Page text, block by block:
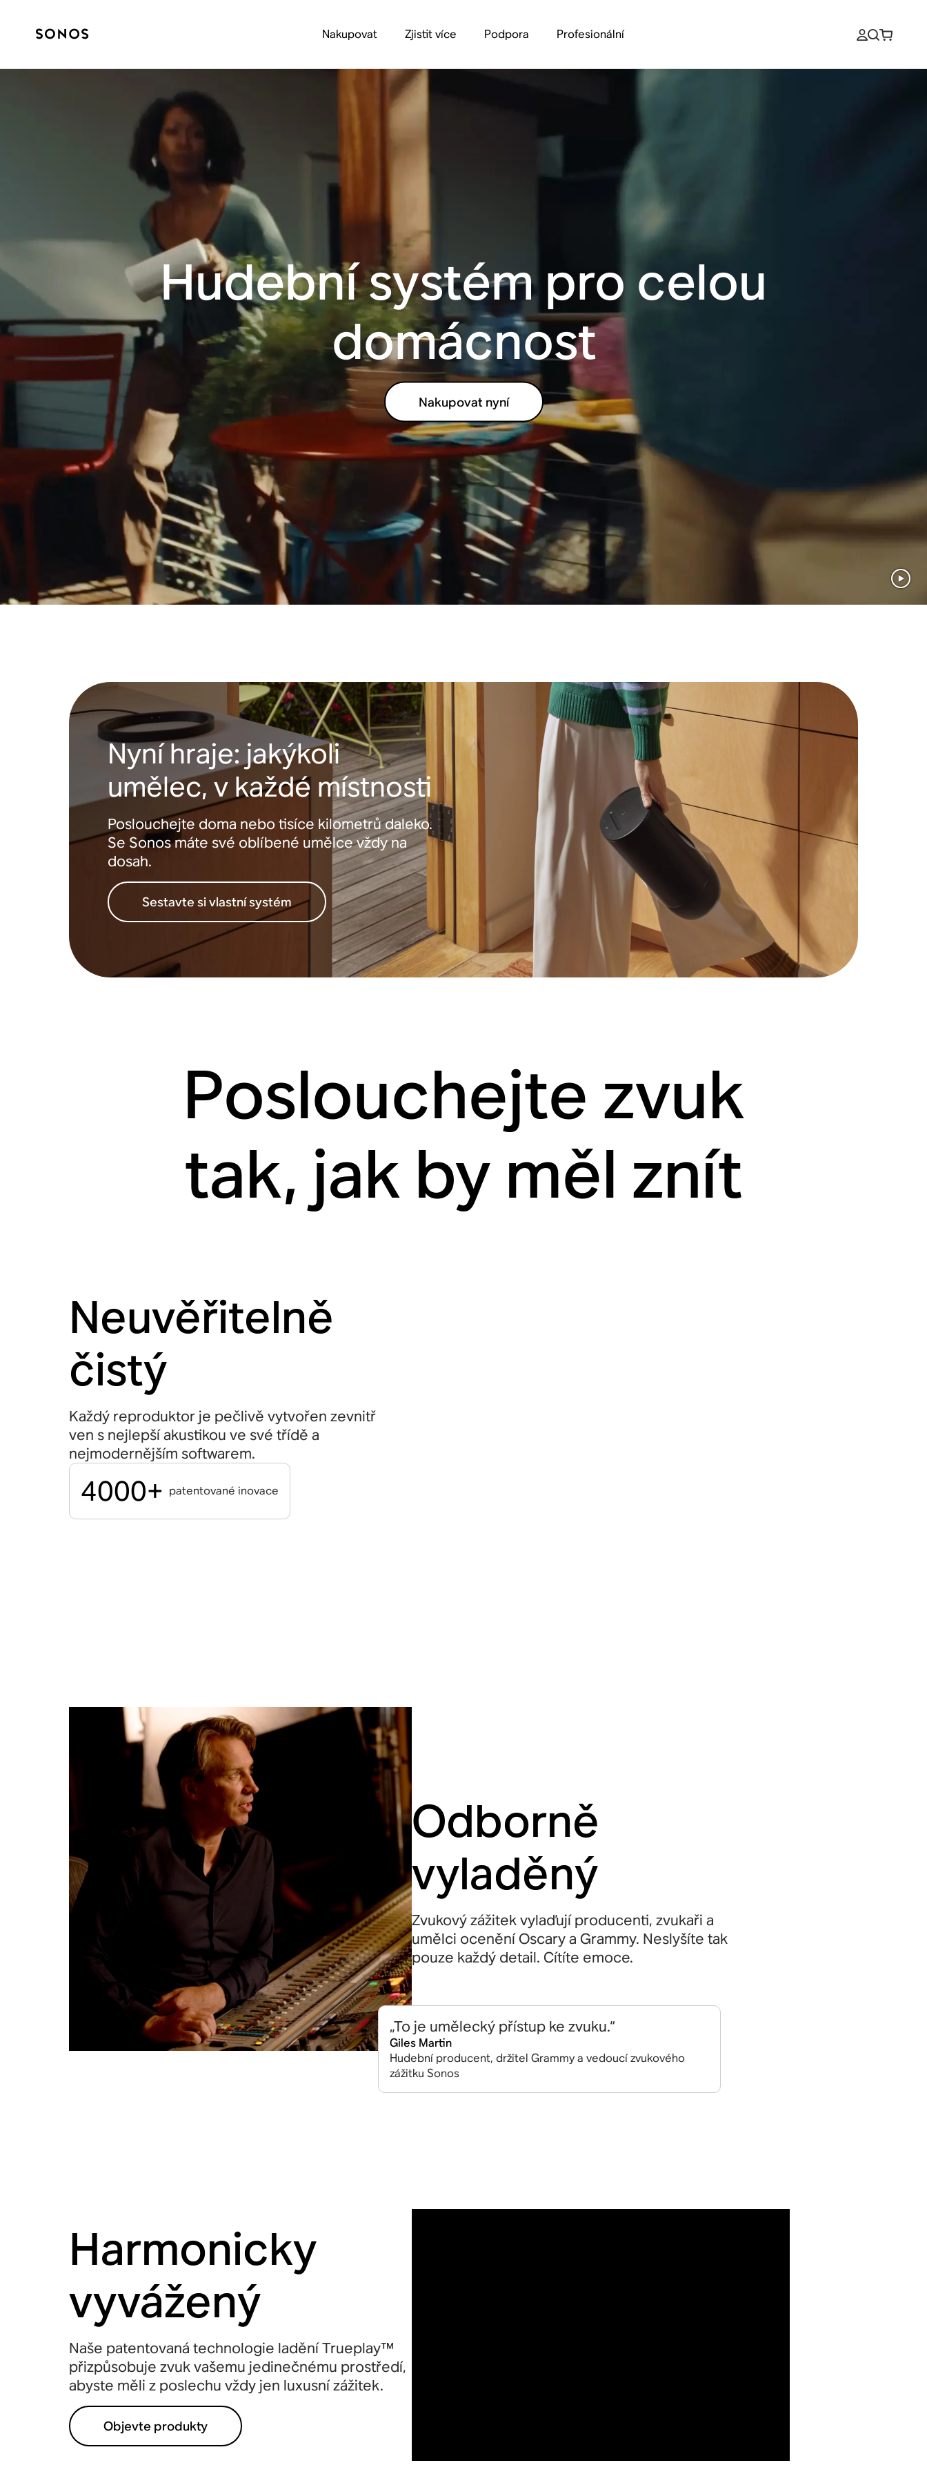
Nakupovat Zjistit více Podpora Profesionální
Hudební systém pro celou
domácnost
Nakupovat nyní
Nyní hraje: jakýkoli
umělec, v každé místnosti
Poslouchejte doma nebo tisíce kilometrů daleko.
Se Sonos máte své oblíbené umělce vždy na
dosah.
Sestavte si vlastní systém
Poslouchejte zvuk
tak, jak by měl znít
Neuvěřitelně
čistý
Každý reproduktor je pečlivě vytvořen zevnitř
ven s nejlepší akustikou ve své třídě a
nejmodernějším softwarem.
4000+ patentované inovace
„To je umělecký přístup ke zvuku.“
Giles Martin
Hudební producent, držitel Grammy a vedoucí zvukového
zážitku Sonos
Odborně
vyladěný
Zvukový zážitek vylaďují producenti, zvukaři a
umělci ocenění Oscary a Grammy. Neslyšíte tak
pouze každý detail. Cítíte emoce.
Harmonicky
vyvážený
Naše patentovaná technologie ladění Trueplay™
přizpůsobuje zvuk vašemu jedinečnému prostředí,
abyste měli z poslechu vždy jen luxusní zážitek.
Objevte produkty